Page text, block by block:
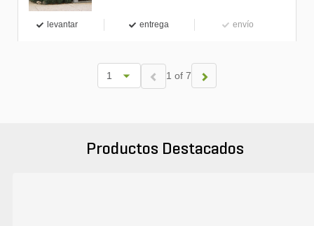
levantar entrega envío
1 of 7
Productos Destacados